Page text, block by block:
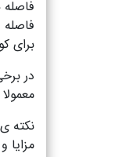
برای
در
نکته
مزایا